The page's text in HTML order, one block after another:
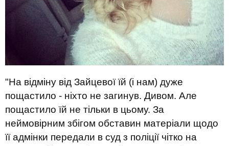
"На відміну від Зайцевої їй (і нам) дуже
пощастило - ніхто не загинув. Дивом. Але
пощастило їй не тільки в цьому. За
неймовірним збігом обставин матеріали щодо
її адмінки передали в суд з поліції чітко на